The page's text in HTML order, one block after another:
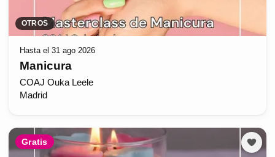
OTROS
Hasta el 31 ago 2026
Manicura
COAJ Ouka Leele
Madrid
Gratis